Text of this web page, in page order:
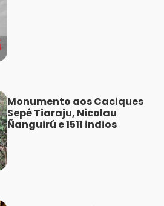
Monumento aos Caciques
Sepé Tiaraju, Nicolau
Ñanguirú e 1511 indios